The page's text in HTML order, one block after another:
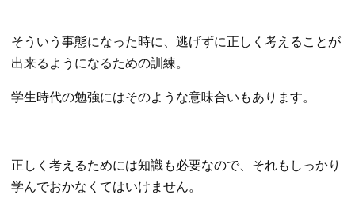
そういう事態になった時に、逃げずに正しく考えることが
出来るようになるための訓練。
学生時代の勉強にはそのような意味合いもあります。
正しく考えるためには知識も必要なので、それもしっかり
学んでおかなくてはいけません。